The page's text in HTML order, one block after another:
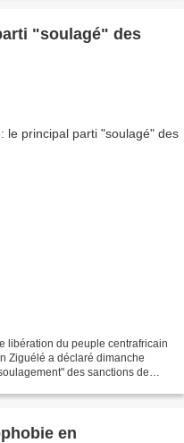
"soulagé" des
libération du peuple centrafricain
Ziguélé a déclaré dimanche
des sanctions de
en